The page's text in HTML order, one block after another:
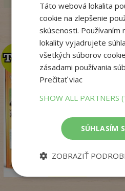
TOP
TOP
.
Na
Táto webová lokalita
cookie na zlepšenie
skúsenosti. Používaním
lokality vyjadrujete
všetkých súborov
zásadami používania
Prečítať viac
SHOW ALL PARTNERS
SÚHLASÍM
ZOBRAZIŤ